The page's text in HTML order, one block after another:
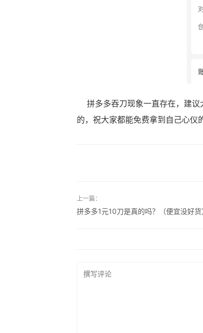
拼多多吞刀现象一直存在，建议
的，祝大家都能免费拿到自己心仪
上一篇：
拼多多1元10刀是真的吗？（便宜没好货